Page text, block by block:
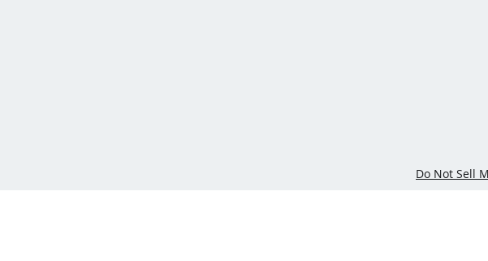
Do Not Sell